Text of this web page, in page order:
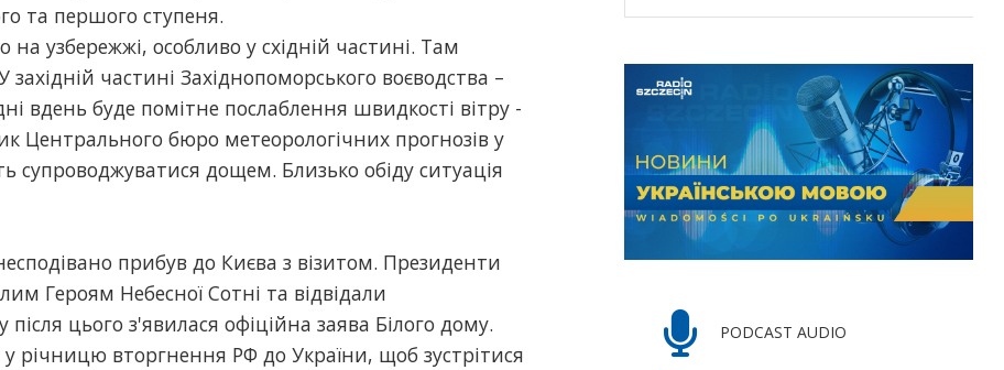
та першого ступеня.
узбережжі, особливо у східній частині. Там
частині Західнопоморського воєводства –
вдень буде помітне послаблення швидкості вітру -
Центрального бюро метеорологічних прогнозів у
супроводжуватися дощем. Близько обіду ситуація
прибув до Києва з візитом. Президенти
Героям Небесної Сотні та відвідали
цього з'явилася офіційна заява Білого дому.
річницю вторгнення РФ до України, щоб зустрітися
PODCAST AUDIO